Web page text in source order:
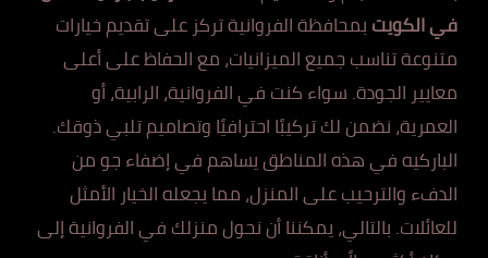
في الكويتبمحافظة الفروانية تركز على تقديم خيارات
متنوعة تناسب جميع الميزانيات، مع الحفاظ على أعلى
معايير الجودة. سواء كنت في الفروانية، الرابية، أو
العمرية، نضمن لك تركيبًا احترافيًا وتصاميم تلبي ذوقك.
الباركيه في هذه المناطق يساهم في إضفاء جو من
الدفء والترحيب على المنزل، مما يجعله الخيار الأمثل
للعائلات. بالتالي، يمكننا أن نحول منزلك في الفروانية إلى